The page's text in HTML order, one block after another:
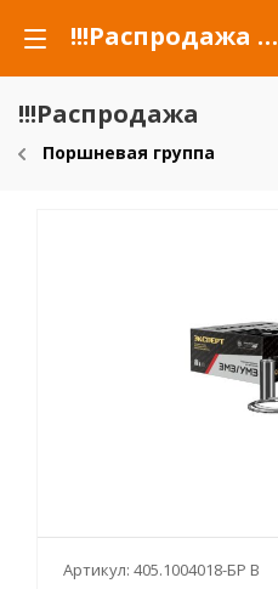
!!!Распродажа для автомобилей российских марок и сельхозтехники
!!!Распродажа
Поршневая группа
Артикул: 405.1004018-БР В